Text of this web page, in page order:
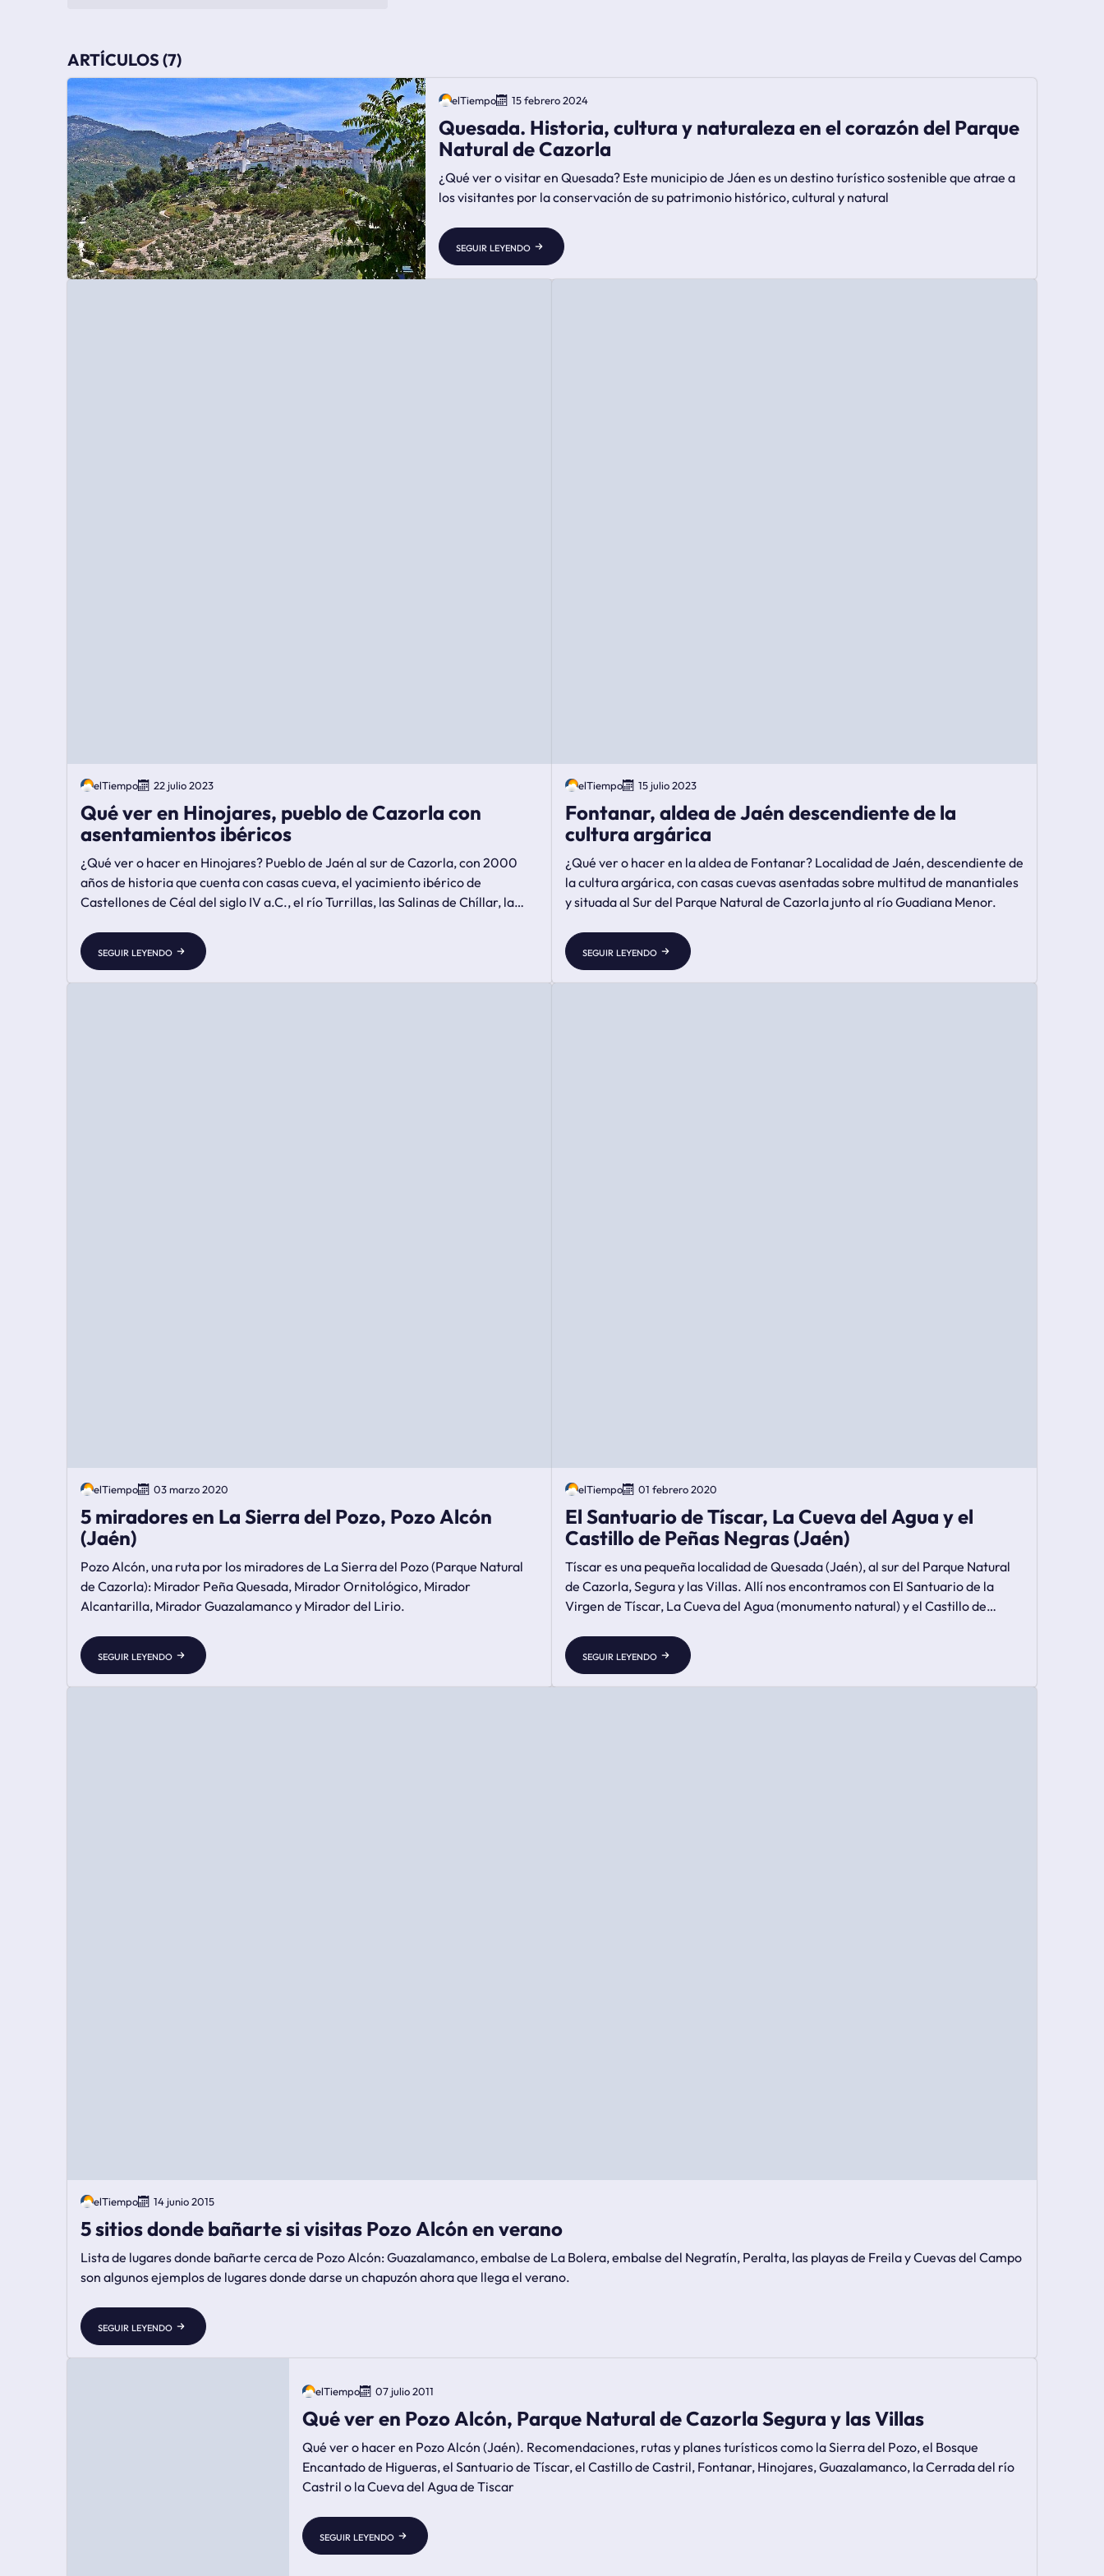
ARTÍCULOS (7)
elTiempo 15 febrero 2024
Quesada. Historia, cultura y naturaleza en el corazón del Parque
Natural de Cazorla
¿Qué ver o visitar en Quesada? Este municipio de Jáen es un destino turístico sostenible que atrae a
los visitantes por la conservación de su patrimonio histórico, cultural y natural
seguir leyendo
elTiempo 22 julio 2023
Qué ver en Hinojares, pueblo de Cazorla con
asentamientos ibéricos
¿Qué ver o hacer en Hinojares? Pueblo de Jaén al sur de Cazorla, con 2000
años de historia que cuenta con casas cueva, el yacimiento ibérico de
Castellones de Céal del siglo IV a.C., el río Turrillas, las Salinas de Chíllar, la
seguir leyendo
elTiempo 15 julio 2023
Fontanar, aldea de Jaén descendiente de la
cultura argárica
¿Qué ver o hacer en la aldea de Fontanar? Localidad de Jaén, descendiente de
la cultura argárica, con casas cuevas asentadas sobre multitud de manantiales
y situada al Sur del Parque Natural de Cazorla junto al río Guadiana Menor.
seguir leyendo
elTiempo 03 marzo 2020
5 miradores en La Sierra del Pozo, Pozo Alcón
(Jaén)
Pozo Alcón, una ruta por los miradores de La Sierra del Pozo (Parque Natural
de Cazorla): Mirador Peña Quesada, Mirador Ornitológico, Mirador
Alcantarilla, Mirador Guazalamanco y Mirador del Lirio.
seguir leyendo
elTiempo 01 febrero 2020
El Santuario de Tíscar, La Cueva del Agua y el
Castillo de Peñas Negras (Jaén)
Tíscar es una pequeña localidad de Quesada (Jaén), al sur del Parque Natural
de Cazorla, Segura y las Villas. Allí nos encontramos con El Santuario de la
Virgen de Tíscar, La Cueva del Agua (monumento natural) y el Castillo de
seguir leyendo
elTiempo 14 junio 2015
5 sitios donde bañarte si visitas Pozo Alcón en verano
Lista de lugares donde bañarte cerca de Pozo Alcón: Guazalamanco, embalse de La Bolera, embalse del Negratín, Peralta, las playas de Freila y Cuevas del Campo
son algunos ejemplos de lugares donde darse un chapuzón ahora que llega el verano.
seguir leyendo
elTiempo 07 julio 2011
Qué ver en Pozo Alcón, Parque Natural de Cazorla Segura y las Villas
Qué ver o hacer en Pozo Alcón (Jaén). Recomendaciones, rutas y planes turísticos como la Sierra del Pozo, el Bosque
Encantado de Higueras, el Santuario de Tíscar, el Castillo de Castril, Fontanar, Hinojares, Guazalamanco, la Cerrada del río
Castril o la Cueva del Agua de Tiscar
seguir leyendo